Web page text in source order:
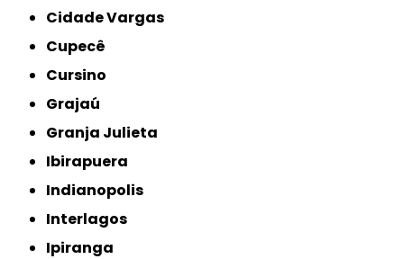
Cidade Vargas
Cupecê
Cursino
Grajaú
Granja Julieta
Ibirapuera
Indianopolis
Interlagos
Ipiranga